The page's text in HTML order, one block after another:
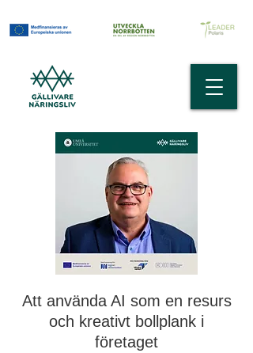
Att använda AI som en resurs
och kreativt bollplank i
företaget